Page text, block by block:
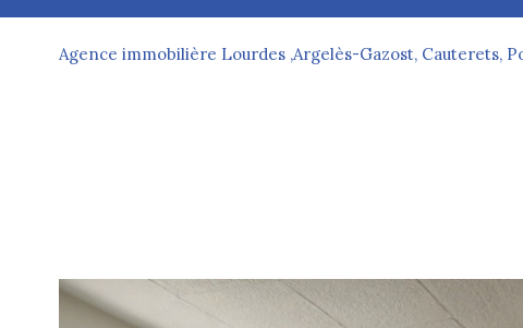
Agence immobilière Lourdes ,Argelès-Gazost, Cauterets,
de
Type de bien 1